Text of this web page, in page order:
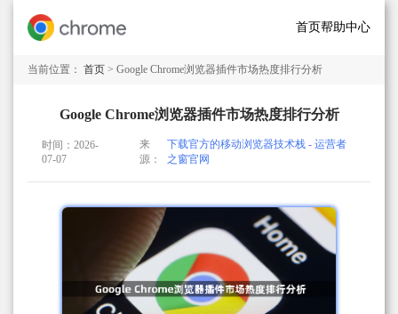
首页帮助中心
当前位置： 首页 > Google Chrome浏览器插件市场热度排行分析
Google Chrome浏览器插件市场热度排行分析
时间：2026-
07-07
来
源：
下载官方的移动浏览器技术栈 - 运营者
之窗官网